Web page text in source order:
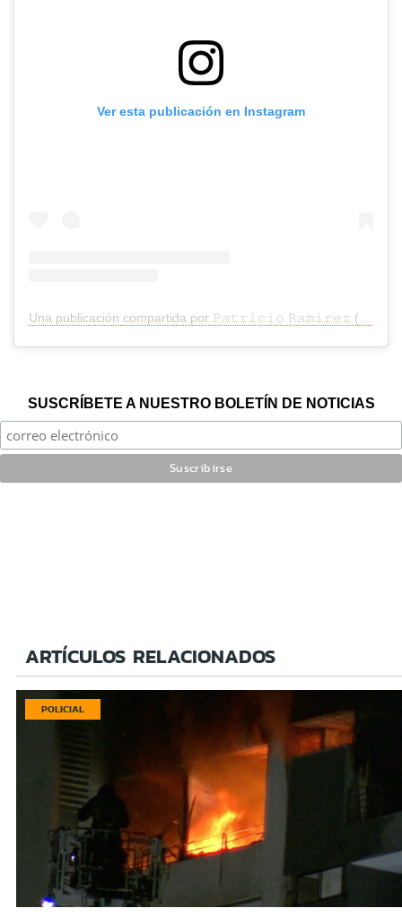
Ver esta publicación en Instagram
SUSCRÍBETE A NUESTRO BOLETÍN DE NOTICIAS
ARTÍCULOS RELACIONADOS
POLICIAL